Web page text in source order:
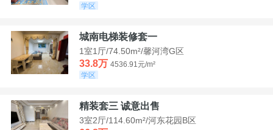
学区
城南电梯装修套一
1室1厅/74.50m²/馨河湾G区
33.8万 4536.91元/m²
学区
精装套三 诚意出售
3室2厅/114.60m²/河东花园B区